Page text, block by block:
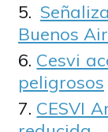
Buenos
Cesvi
peligrosos
CESVI